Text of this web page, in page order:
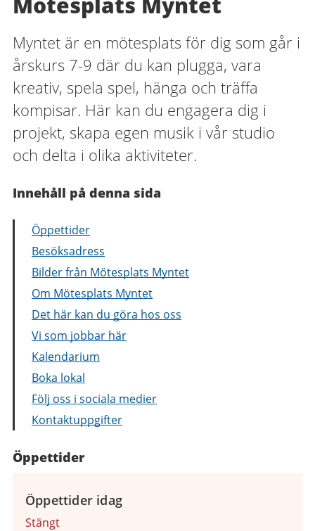
Myntet är en mötesplats för dig som går i
årskurs 7-9 där du kan plugga, vara
kreativ, spela spel, hänga och träffa
kompisar. Här kan du engagera dig i
projekt, skapa egen musik i vår studio
och delta i olika aktiviteter.
Innehåll på denna sida
Öppettider
Besöksadress
Bilder från Mötesplats Myntet
Om Mötesplats Myntet
Det här kan du göra hos oss
Vi som jobbar här
Kalendarium
Boka lokal
Följ oss i sociala medier
Kontaktuppgifter
Öppettider
Öppettider idag
Stängt